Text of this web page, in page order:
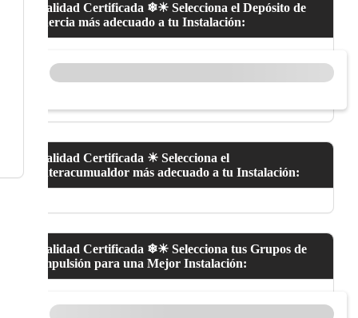
Calidad Certificada ❄☀ Selecciona el Depósito de
Inercia más adecuado a tu Instalación:
Calidad Certificada ☀ Selecciona el
Interacumualdor más adecuado a tu Instalación:
Calidad Certificada ❄☀ Selecciona tus Grupos de
Impulsión para una Mejor Instalación: